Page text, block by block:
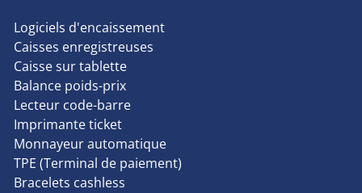
Logiciels d'encaissement
Caisses enregistreuses
Caisse sur tablette
Balance poids-prix
Lecteur code-barre
Imprimante ticket
Monnayeur automatique
TPE (Terminal de paiement)
Bracelets cashless